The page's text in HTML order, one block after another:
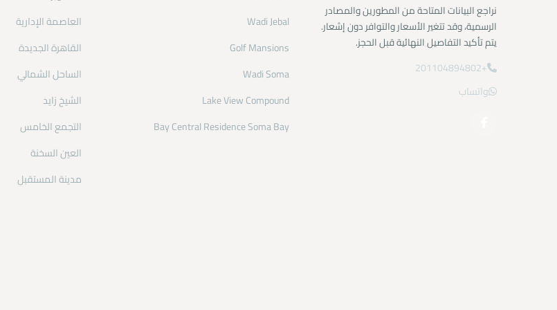
نراجع البيانات المتاحة من المطورين والمصادر
الرسمية، وقد تتغير الأسعار والتوافر دون إشعار.
يتم تأكيد التفاصيل النهائية قبل الحجز.
+201104894802
واتساب
Wadi Jebal
Golf Mansions
Wadi Soma
Lake View Compound
Bay Central Residence Soma Bay
العاصمة الإدارية
القاهرة الجديدة
الساحل الشمالي
الشيخ زايد
التجمع الخامس
العين السخنة
مدينة المستقبل